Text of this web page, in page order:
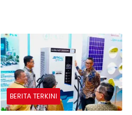
BERITA TERKINI